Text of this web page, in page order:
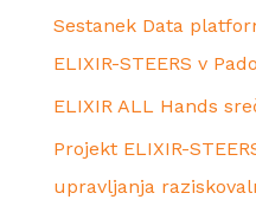
Sestanek Data
ELIXIR-STEERS v
ELIXIR ALL Hands
Projekt ELIXIR-
upravljanja